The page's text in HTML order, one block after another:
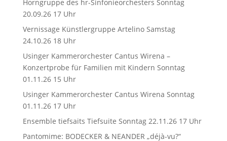
Horngruppe des hr-Sinfonieorchesters Sonntag
20.09.26 17 Uhr
Vernissage Künstlergruppe Artelino Samstag
24.10.26 18 Uhr
Usinger Kammerorchester Cantus Wirena –
Konzertprobe für Familien mit Kindern Sonntag
01.11.26 15 Uhr
Usinger Kammerorchester Cantus Wirena Sonntag
01.11.26 17 Uhr
Ensemble tiefsaits Tiefsuite Sonntag 22.11.26 17 Uhr
Pantomime: BODECKER & NEANDER „déjà-vu?“